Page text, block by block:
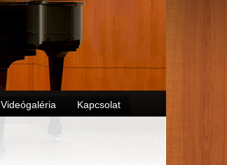
Videógaléria Kapcsolat